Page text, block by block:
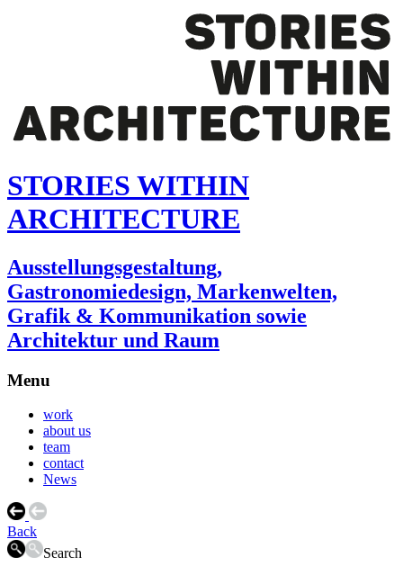
STORIES WITHIN
ARCHITECTURE
Ausstellungsgestaltung,
Gastronomiedesign, Markenwelten,
Grafik & Kommunikation sowie
Architektur und Raum
Menu
work
about us
team
contact
News
Back
Search